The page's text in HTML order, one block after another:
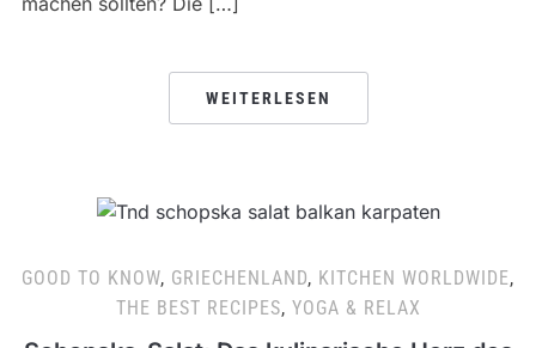
WEITERLESEN
GOOD TO KNOW, GRIECHENLAND, KITCHEN WORLDWIDE,
THE BEST RECIPES, YOGA & RELAX